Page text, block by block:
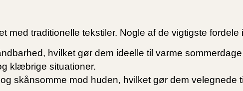
med traditionelle tekstiler. Nogle af de vigtigste fordele
hvilket gør dem ideelle til varme sommerdage
klæbrige situationer.
skånsomme mod huden, hvilket gør dem velegnede